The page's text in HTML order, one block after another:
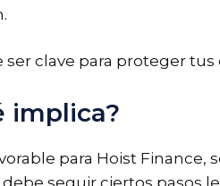
clave para proteger tus
implica?
para Hoist
seguir ciertos pasos